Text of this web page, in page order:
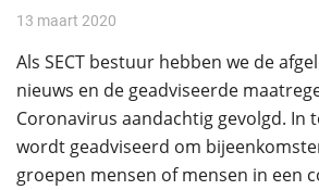
13 maart 2020
Als SECT bestuur hebben we de
nieuws en de geadviseerde
Coronavirus aandachtig gevolgd. In
wordt geadviseerd om
groepen mensen of mensen in een